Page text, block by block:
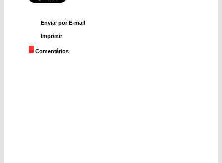
Enviar por E-mail
Imprimir
Comentários